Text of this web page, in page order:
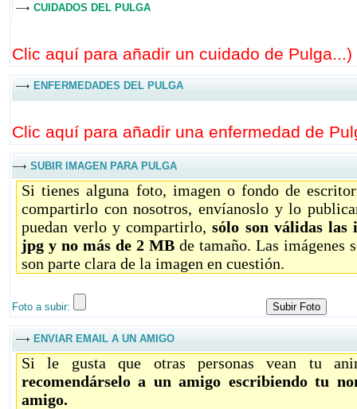
CUIDADOS DEL PULGA
Clic aquí para añadir un cuidado de Pulga...)
ENFERMEDADES DEL PULGA
Clic aquí para añadir una enfermedad de
SUBIR IMAGEN PARA PULGA
Si tienes alguna foto, imagen o fondo de
compartirlo con nosotros, envíanoslo y lo
puedan verlo y compartirlo,sólo son válidas las
jpg y no más de 2 MB de tamaño. Las imágenes
son parte clara de la imagen en cuestión.
Foto a subir:
ENVIAR EMAIL A UN AMIGO
Si le gusta que otras personas vean tu
recomendárselo a un amigo escribiendo tu
amigo.